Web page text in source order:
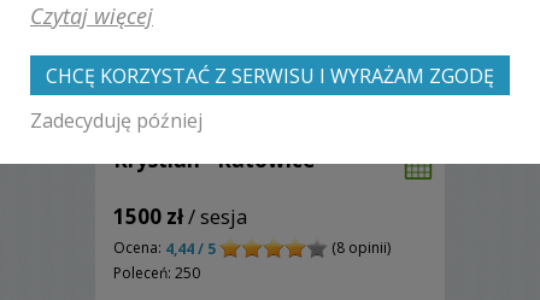
Krystian - Katowice
1500 zł/ sesja
Ocena: 4,44 / 5
(8 opinii)
Poleceń: 250
Czytaj więcej
CHCĘ KORZYSTAĆ Z SERWISU I WYRAŻAM ZGODĘ
Zadecyduję później